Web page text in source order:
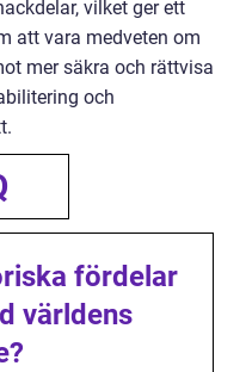
vilket ger ett
att vara medveten om
mer säkra och rättvisa
och
fördelar
världens